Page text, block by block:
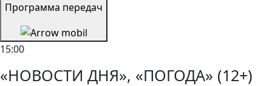
Программа передач
15:00
«НОВОСТИ ДНЯ», «ПОГОДА» (12+)